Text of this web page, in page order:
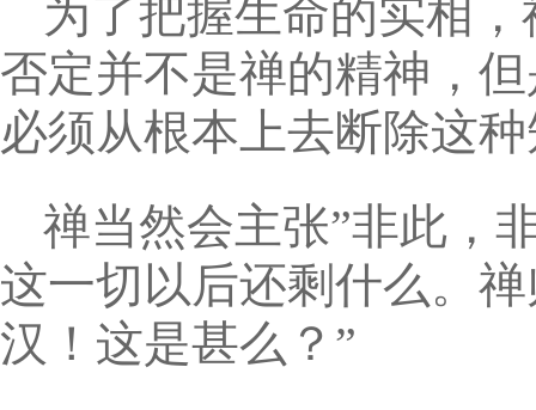
为了把握生命的实相
否定并不是禅的精神，
必须从根本上去断除这
禅当然会主张”非此，
这一切以后还剩什么。
汉！这是甚么？”